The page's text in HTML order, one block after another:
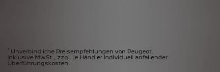
* Unverbindliche Preisempfehlungen von Peugeot.
Inklusive MwSt., zzgl. je Händler individuell anfallender
Überführungskosten.